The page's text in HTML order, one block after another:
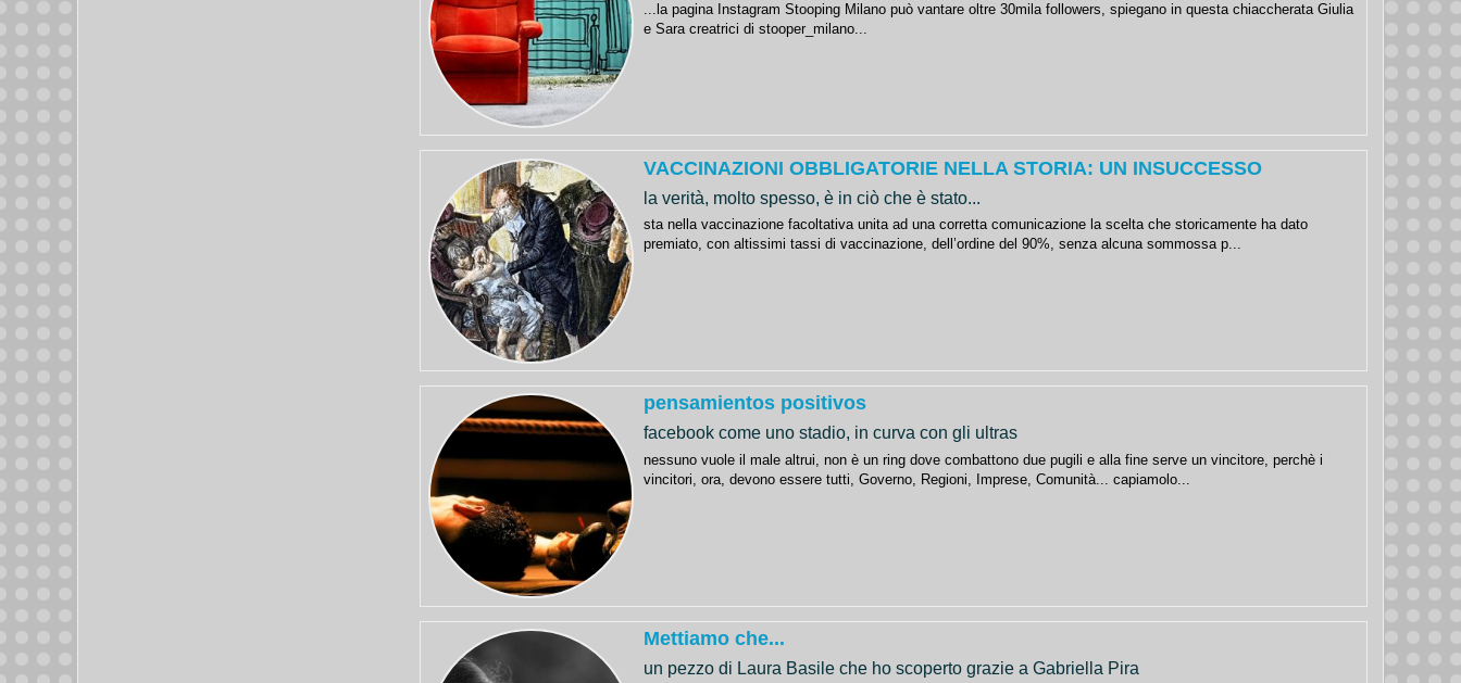
...la pagina Instagram Stooping Milano può vantare oltre 30mila followers, spiegano in questa chiaccherata Giulia
e Sara creatrici di stooper_milano...
VACCINAZIONI OBBLIGATORIE NELLA STORIA: UN INSUCCESSO
la verità, molto spesso, è in ciò che è stato...
sta nella vaccinazione facoltativa unita ad una corretta comunicazione la scelta che storicamente ha dato
premiato, con altissimi tassi di vaccinazione, dell’ordine del 90%, senza alcuna sommossa p...
pensamientos positivos
facebook come uno stadio, in curva con gli ultras
nessuno vuole il male altrui, non è un ring dove combattono due pugili e alla fine serve un vincitore, perchè i
vincitori, ora, devono essere tutti, Governo, Regioni, Imprese, Comunità... capiamolo...
Mettiamo che...
un pezzo di Laura Basile che ho scoperto grazie a Gabriella Pira